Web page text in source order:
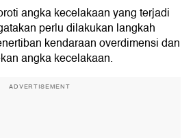
angka kecelakaan yang terjadi
perlu dilakukan langkah
kendaraan overdimensi dan
angka kecelakaan.
ADVERTISEMENT